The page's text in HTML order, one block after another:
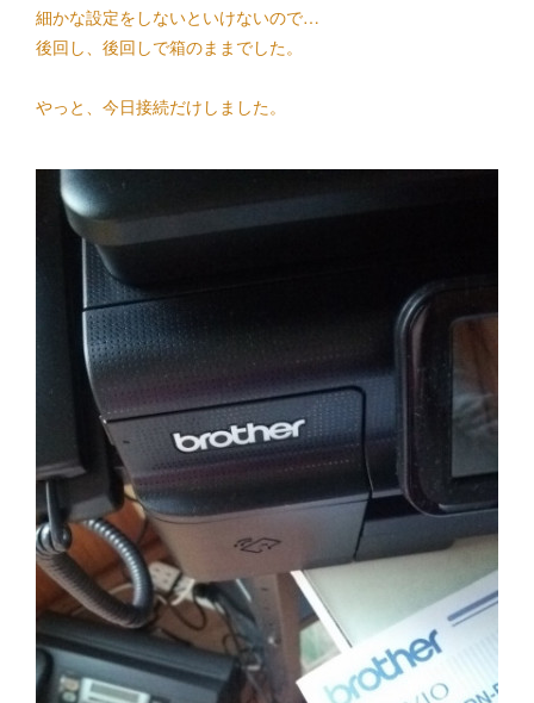
細かな設定をしないといけないので…
後回し、後回しで箱のままでした。
やっと、今日接続だけしました。